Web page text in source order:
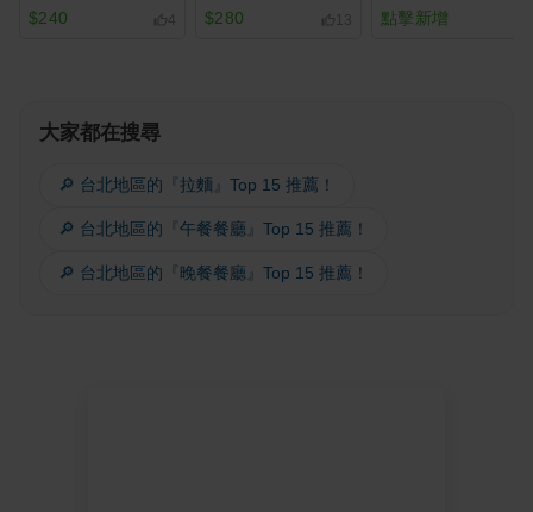
$240 4 $280 13 點擊新增
大家都在搜尋
🔎 台北地區的『拉麵』Top 15 推薦！
🔎 台北地區的『午餐餐廳』Top 15 推薦！
🔎 台北地區的『晚餐餐廳』Top 15 推薦！